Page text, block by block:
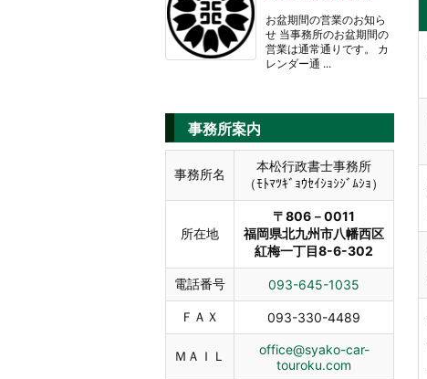
お盆期間の営業のお知ら
せ 当事務所のお盆期間の
営業は通常通りです。 カ
レンダー通 ...
事務所案内
事務所名
本松行政書士事務所
（ﾓﾄﾏﾂｷﾞｮｳｾｲｼｮｼｼﾞﾑｼｮ）
所在地
〒806－0011
福岡県北九州市八幡西区
紅梅一丁目8-6-302
電話番号 093-645-1035
ＦＡＸ 093-330-4489
ＭＡＩＬ
office@syako-car-
touroku.com